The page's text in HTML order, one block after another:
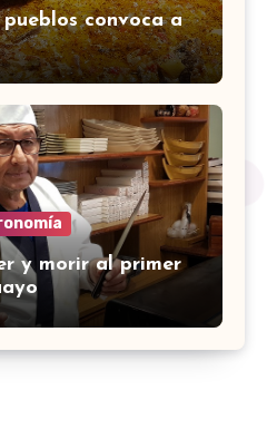
convoca a
y morir al primer